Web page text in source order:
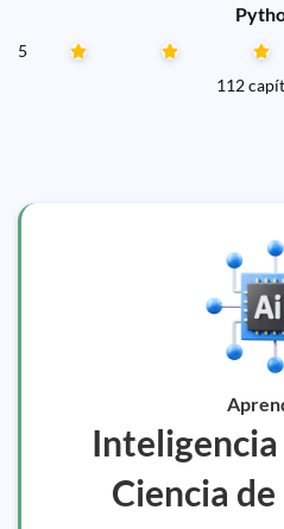
5
112
Ciencia